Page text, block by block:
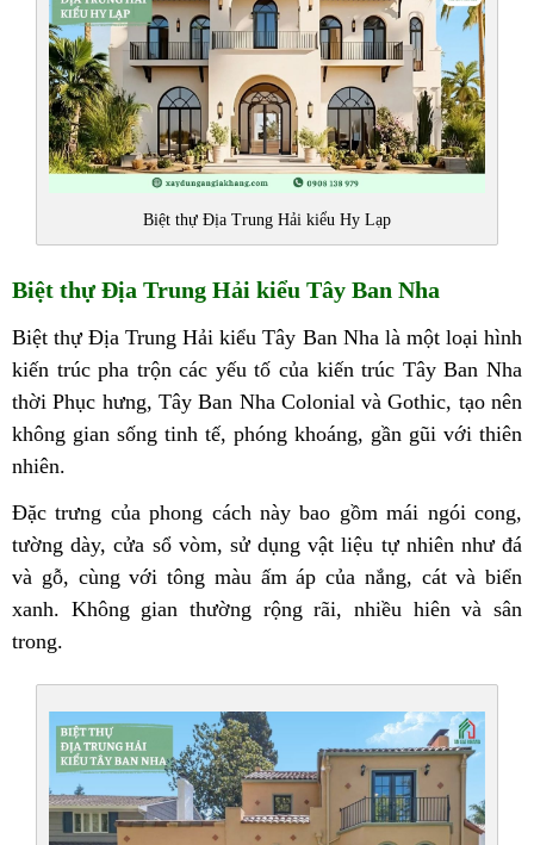
Biệt thự Địa Trung Hải kiểu Hy Lạp
Biệt thự Địa Trung Hải kiểu Tây Ban Nha
Biệt thự Địa Trung Hải kiểu Tây Ban Nha là một loại hình
kiến trúc pha trộn các yếu tố của kiến trúc Tây Ban Nha
thời Phục hưng, Tây Ban Nha Colonial và Gothic, tạo nên
không gian sống tinh tế, phóng khoáng, gần gũi với thiên
nhiên.
Đặc trưng của phong cách này bao gồm mái ngói cong,
tường dày, cửa sổ vòm, sử dụng vật liệu tự nhiên như đá
và gỗ, cùng với tông màu ấm áp của nắng, cát và biển
xanh. Không gian thường rộng rãi, nhiều hiên và sân
trong.